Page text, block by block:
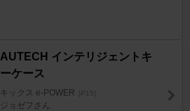
AUTECH インテリジェントキ
ーケース
キックス e-POWER [P15]
ジョゼフさん